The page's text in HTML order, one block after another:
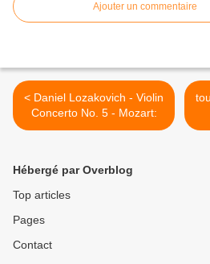
Ajouter un commentaire
< Daniel Lozakovich - Violin
Concerto No. 5 - Mozart:
Hébergé par Overblog
Top articles
Pages
Contact